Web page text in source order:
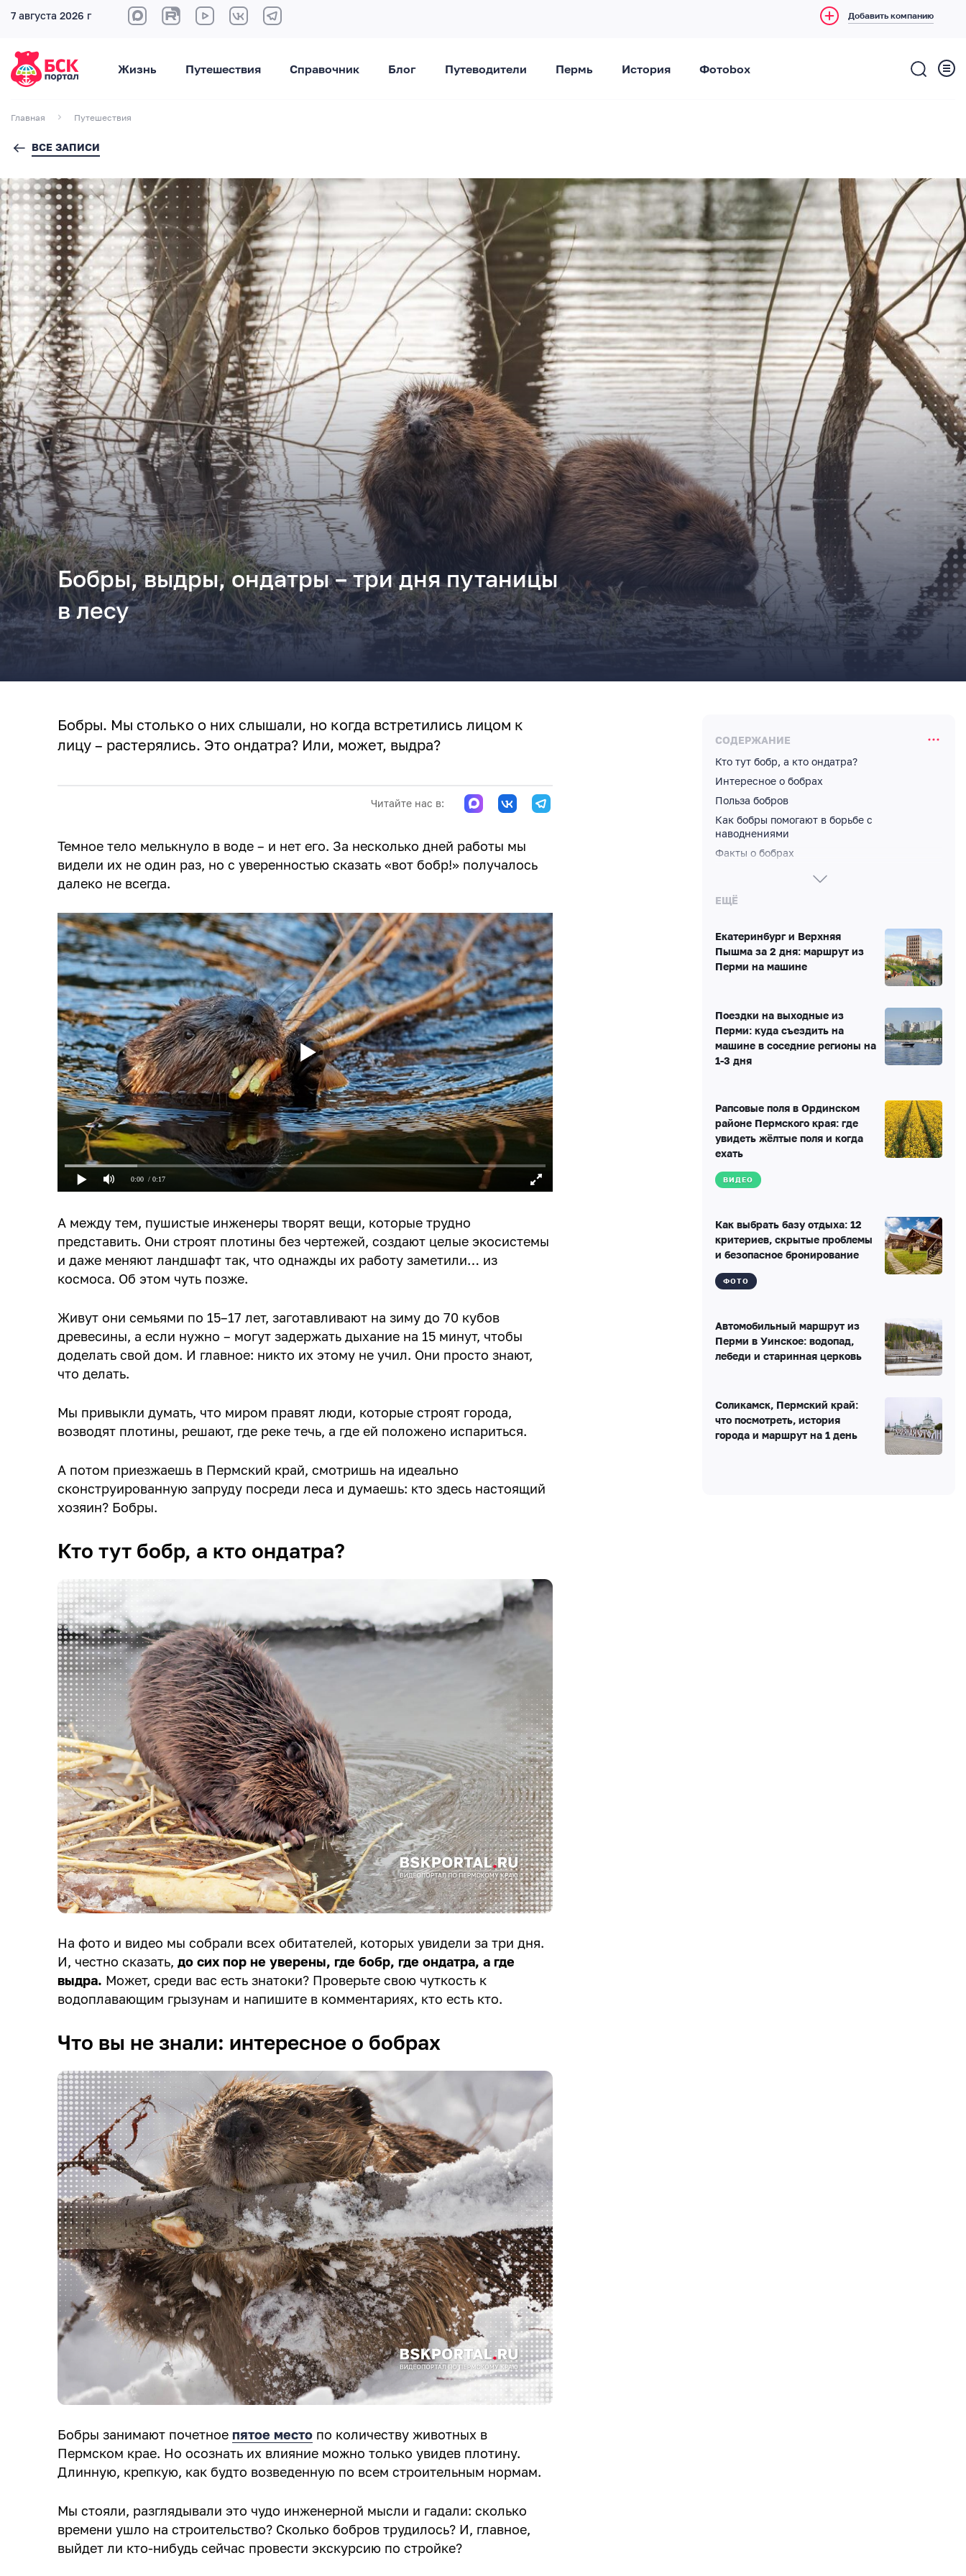
7 августа 2026 г Добавить компанию
Жизнь Путешествия Справочник Блог Путеводители Пермь История Фотоbox
Главная Путешествия
ВСЕ ЗАПИСИ
Бобры, выдры, ондатры – три дня путаницы
в лесу
Бобры. Мы столько о них слышали, но когда встретились лицом к
лицу – растерялись. Это ондатра? Или, может, выдра?
Читайте нас в:
Темное тело мелькнуло в воде – и нет его. За несколько дней работы мы
видели их не один раз, но с уверенностью сказать «вот бобр!» получалось
далеко не всегда.
0:00 / 0:17
А между тем, пушистые инженеры творят вещи, которые трудно
представить. Они строят плотины без чертежей, создают целые экосистемы
и даже меняют ландшафт так, что однажды их работу заметили… из
космоса. Об этом чуть позже.
Живут они семьями по 15–17 лет, заготавливают на зиму до 70 кубов
древесины, а если нужно – могут задержать дыхание на 15 минут, чтобы
доделать свой дом. И главное: никто их этому не учил. Они просто знают,
что делать.
Мы привыкли думать, что миром правят люди, которые строят города,
возводят плотины, решают, где реке течь, а где ей положено испариться.
А потом приезжаешь в Пермский край, смотришь на идеально
сконструированную запруду посреди леса и думаешь: кто здесь настоящий
хозяин? Бобры.
Кто тут бобр, а кто ондатра?
На фото и видео мы собрали всех обитателей, которых увидели за три дня.
И, честно сказать,до сих пор не уверены, где бобр, где ондатра, а где
выдра. Может, среди вас есть знатоки? Проверьте свою чуткость к
водоплавающим грызунам и напишите в комментариях, кто есть кто.
Что вы не знали: интересное о бобрах
Бобры занимают почетное пятое место по количеству животных в
Пермском крае. Но осознать их влияние можно только увидев плотину.
Длинную, крепкую, как будто возведенную по всем строительным нормам.
Мы стояли, разглядывали это чудо инженерной мысли и гадали: сколько
времени ушло на строительство? Сколько бобров трудилось? И, главное,
выйдет ли кто-нибудь сейчас провести экскурсию по стройке?
СОДЕРЖАНИЕ
Кто тут бобр, а кто ондатра?
Интересное о бобрах
Польза бобров
Как бобры помогают в борьбе с
наводнениями
Факты о бобрах
ЕЩЁ
Екатеринбург и Верхняя
Пышма за 2 дня: маршрут из
Перми на машине
Поездки на выходные из
Перми: куда съездить на
машине в соседние регионы на
1-3 дня
Рапсовые поля в Ординском
районе Пермского края: где
увидеть жёлтые поля и когда
ехать
ВИДЕО
Как выбрать базу отдыха: 12
критериев, скрытые проблемы
и безопасное бронирование
ФОТО
Автомобильный маршрут из
Перми в Уинское: водопад,
лебеди и старинная церковь
Соликамск, Пермский край:
что посмотреть, история
города и маршрут на 1 день